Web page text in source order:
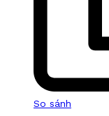
So sánh